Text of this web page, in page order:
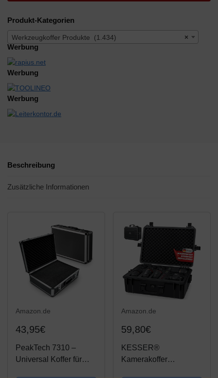
Produkt-Kategorien
×
Werkzeugkoffer Produkte (1.434)
Werbung
Werbung
Werbung
Beschreibung
Zusätzliche Informationen
Amazon.de
43,95€
PeakTech 7310 –
Universal Koffer für
Amazon.de
59,80€
KESSER®
Kamerakoffer